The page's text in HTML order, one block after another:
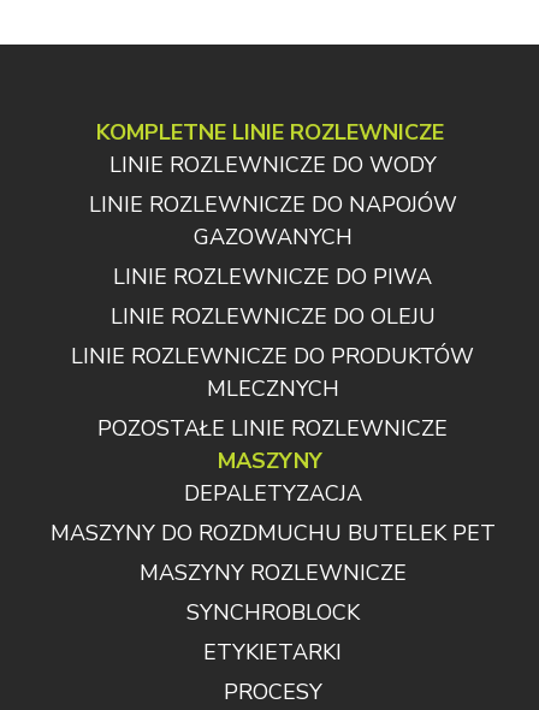
KOMPLETNE LINIE ROZLEWNICZE
LINIE ROZLEWNICZE DO WODY
LINIE ROZLEWNICZE DO NAPOJÓW
GAZOWANYCH
LINIE ROZLEWNICZE DO PIWA
LINIE ROZLEWNICZE DO OLEJU
LINIE ROZLEWNICZE DO PRODUKTÓW
MLECZNYCH
POZOSTAŁE LINIE ROZLEWNICZE
MASZYNY
DEPALETYZACJA
MASZYNY DO ROZDMUCHU BUTELEK PET
MASZYNY ROZLEWNICZE
SYNCHROBLOCK
ETYKIETARKI
PROCESY